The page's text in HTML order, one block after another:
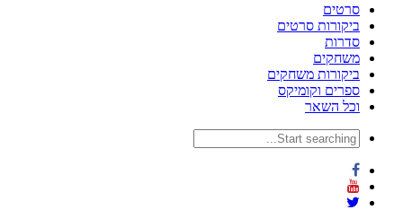
סרטים
ביקורות סרטים
סדרות
משחקים
ביקורות משחקים
ספרים וקומיקס
וכל השאר